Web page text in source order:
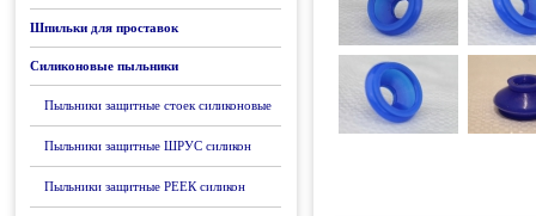
Шпильки для проставок
Силиконовые пыльники
Пыльники защитные стоек силиконовые
Пыльники защитные ШРУС силикон
Пыльники защитные РЕЕК силикон